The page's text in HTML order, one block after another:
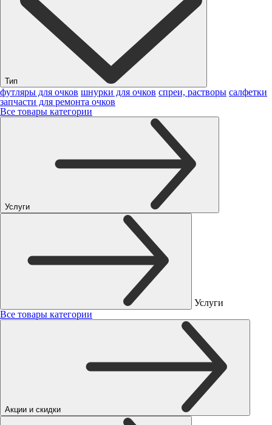
Тип
футляры для очков шнурки для очков спреи, растворы салфетки
запчасти для ремонта очков
Все товары категории
Услуги
Услуги
Все товары категории
Акции и скидки